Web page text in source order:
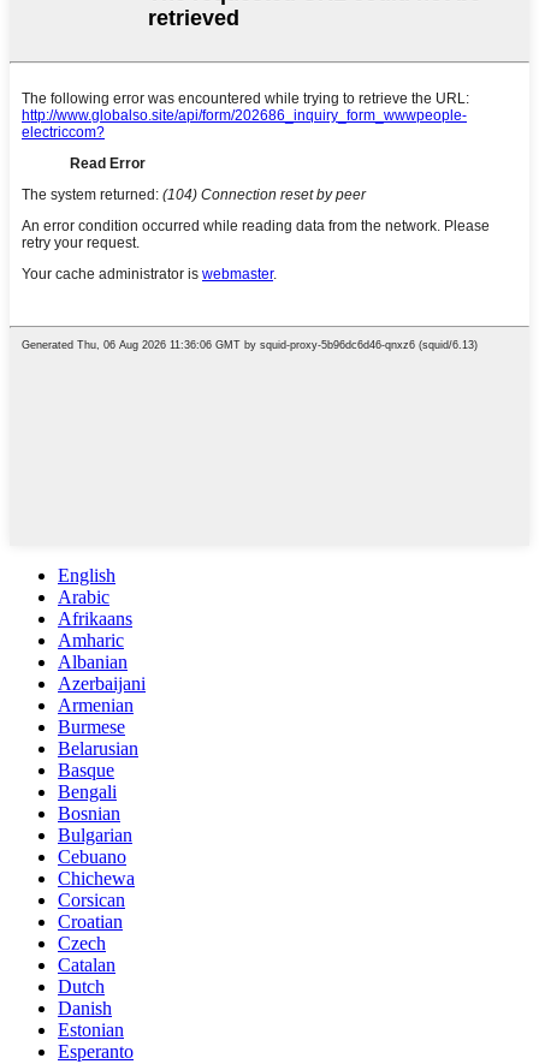
English
Arabic
Afrikaans
Amharic
Albanian
Azerbaijani
Armenian
Burmese
Belarusian
Basque
Bengali
Bosnian
Bulgarian
Cebuano
Chichewa
Corsican
Croatian
Czech
Catalan
Dutch
Danish
Estonian
Esperanto